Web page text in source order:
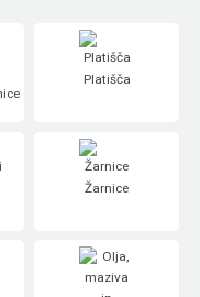
Platišča
Žarnice